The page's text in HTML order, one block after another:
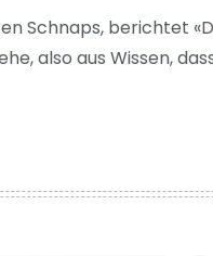
Schnaps, berichtet
also aus Wissen,